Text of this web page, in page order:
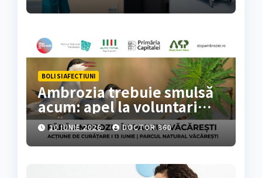
BOLI SI AFECTIUNI
Ambrozia trebuie smulsă
acum: apel la voluntari
pentru acțiune de curățare
în Parcul Natural
Văcărești
10 IUNIE 2026 DOCTOR 360